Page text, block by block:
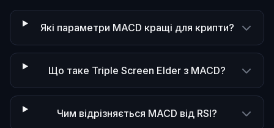
Які параметри MACD кращі для крипти?
Що таке Triple Screen Elder з MACD?
Чим відрізняється MACD від RSI?